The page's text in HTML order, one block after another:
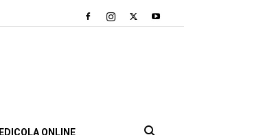
EDICOLA ONLINE